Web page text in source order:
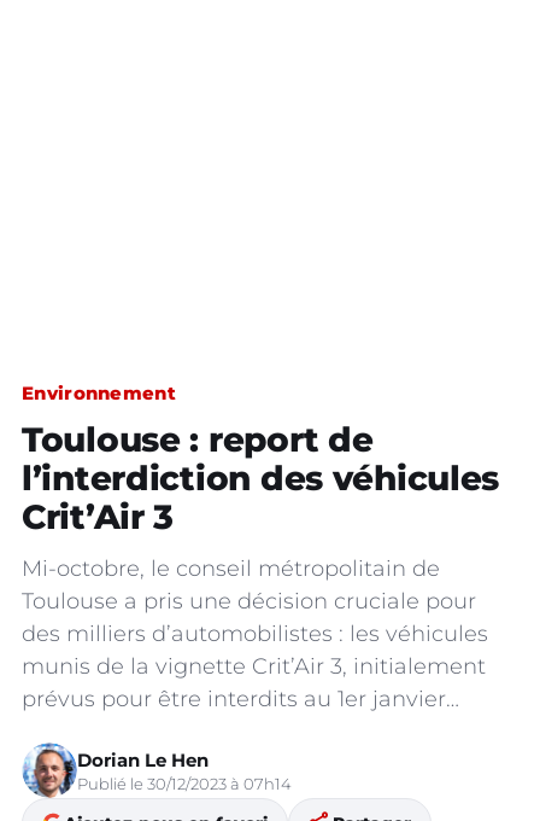
Environnement
Toulouse : report de
l’interdiction des véhicules
Crit’Air 3
Mi-octobre, le conseil métropolitain de
Toulouse a pris une décision cruciale pour
des milliers d’automobilistes : les véhicules
munis de la vignette Crit’Air 3, initialement
prévus pour être interdits au 1er janvier…
Dorian Le Hen
Publié le 30/12/2023 à 07h14